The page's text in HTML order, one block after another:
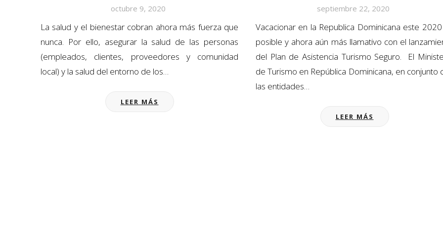
octubre 9, 2020
La salud y el bienestar cobran ahora más fuerza que
nunca. Por ello, asegurar la salud de las personas
(empleados, clientes, proveedores y comunidad
local) y la salud del entorno de los…
LEER MÁS
septiembre 22, 2020
Vacacionar en la Republica Dominicana este
posible y ahora aún más llamativo con el
del Plan de Asistencia Turismo Seguro. El
de Turismo en República Dominicana, en conjunto
las entidades…
LEER MÁS